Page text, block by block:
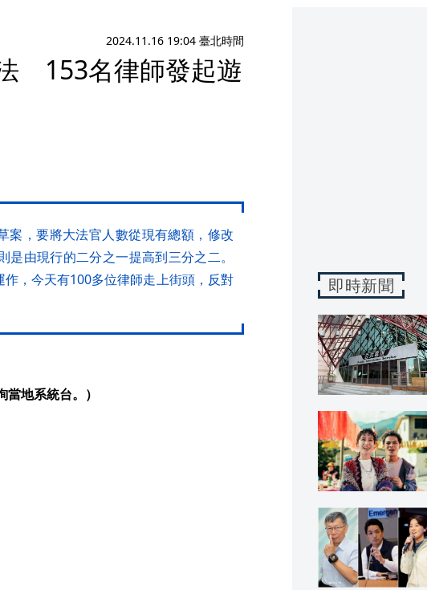
2024.11.16 19:04 臺北時間
153名律師發起遊
案，要將大法官人數從現有總額，修改
由現行的二分之一提高到三分之二。
，今天有100多位律師走上街頭，反對
地系統台。）
即時新聞